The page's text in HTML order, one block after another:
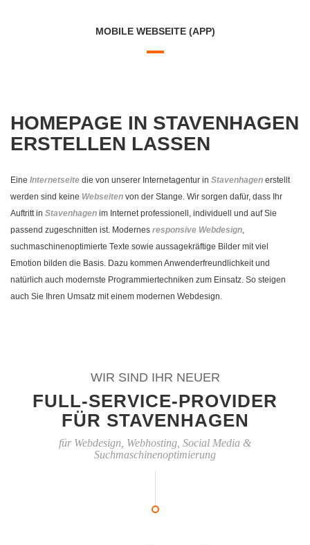
MOBILE WEBSEITE (APP)
HOMEPAGE IN STAVENHAGEN
ERSTELLEN LASSEN
Eine Internetseite die von unserer Internetagentur in Stavenhagen erstellt
werden sind keine Webseiten von der Stange. Wir sorgen dafür, dass Ihr
Auftritt in Stavenhagen im Internet professionell, individuell und auf Sie
passend zugeschnitten ist. Modernes responsive Webdesign,
suchmaschinenoptimierte Texte sowie aussagekräftige Bilder mit viel
Emotion bilden die Basis. Dazu kommen Anwenderfreundlichkeit und
natürlich auch modernste Programmiertechniken zum Einsatz. So steigen
auch Sie Ihren Umsatz mit einem modernen Webdesign.
WIR SIND IHR NEUER
FULL-SERVICE-PROVIDER
FÜR STAVENHAGEN
für Webdesign, Webhosting, Social Media &
Suchmaschinenoptimierung